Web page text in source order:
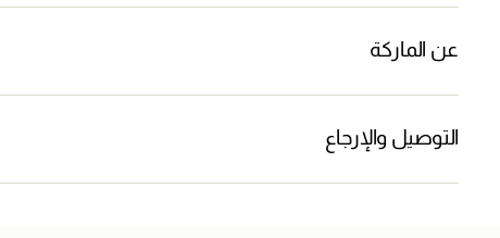
عن الماركة
التوصيل والإرجاع